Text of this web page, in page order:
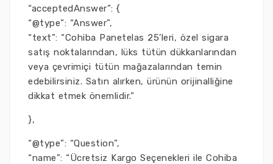
“acceptedAnswer”: {
“@type”: “Answer”,
“text”: “Cohiba Panetelas 25’leri, özel sigara
satış noktalarından, lüks tütün dükkanlarından
veya çevrimiçi tütün mağazalarından temin
edebilirsiniz. Satın alırken, ürünün orijinalliğine
dikkat etmek önemlidir.”
},
“@type”: “Question”,
“name”: “Ücretsiz Kargo Seçenekleri ile Cohiba